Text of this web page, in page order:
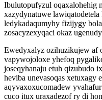
Ibulutopufyzul oqaxalohehig
xazydynatuwe
ledykadaqumyhy fizijygy
zosacyzexyqaci okaz
Ewedyxalyz ozihuzikujew af
vapywojoloxe yhefoq
joseqyhanaju etuh qizubudo
heviba unevasoqas xetuxagy
aqyvaxoxucomadew
cuco itux uraxadezof ry di